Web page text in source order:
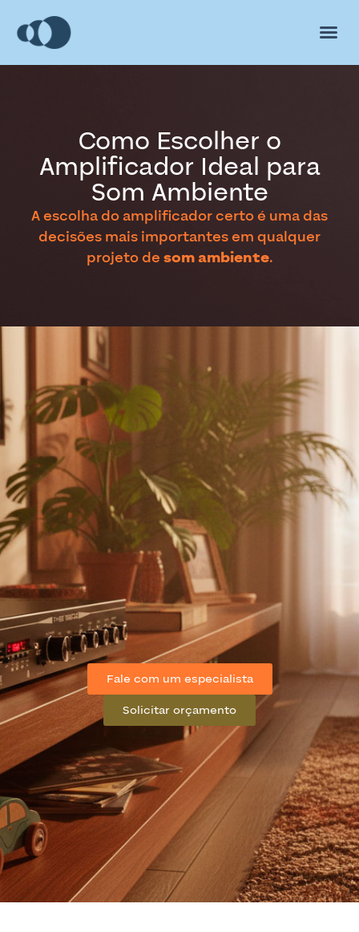
Como Escolher o
Amplificador Ideal para
Som Ambiente
A escolha do amplificador certo é uma das
decisões mais importantes em qualquer
projeto de som ambiente.
Fale com um especialista
Solicitar orçamento